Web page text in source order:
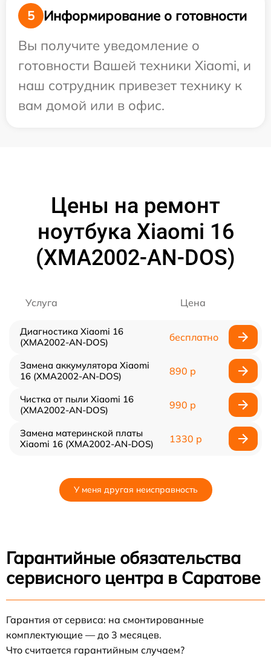
5
Информирование о готовности
Вы получите уведомление о
готовности Вашей техники Xiaomi, и
наш сотрудник привезет технику к
вам домой или в офис.
Цены на ремонт
ноутбука Xiaomi 16
(XMA2002-AN-DOS)
Услуга Цена
Диагностика Xiaomi 16
(XMA2002-AN-DOS)
бесплатно
Замена аккумулятора Xiaomi
16 (XMA2002-AN-DOS)
890 р
Чистка от пыли Xiaomi 16
(XMA2002-AN-DOS)
990 р
Замена материнской платы
Xiaomi 16 (XMA2002-AN-DOS)
1330 р
У меня другая неисправность
Гарантийные обязательства
сервисного центра в Саратове
Гарантия от сервиса: на смонтированные
комплектующие — до 3 месяцев.
Что считается гарантийным случаем?